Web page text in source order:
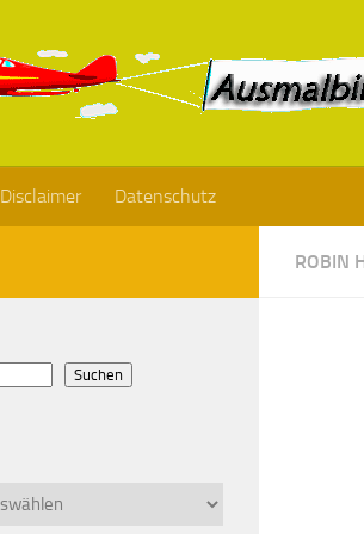
Disclaimer Datenschutz
ROBIN
Suchen